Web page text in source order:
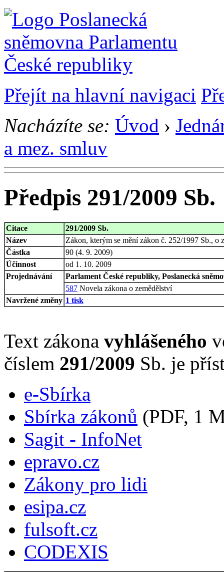
Přejít na hlavní navigaci
Nacházíte se: Úvod ›
a mez. smluv
Předpis 291/2009 Sb.
Citace
291/2009 Sb.
Název
Zákon, kterým se mění zákon č. 252/1997 Sb., o
Částka
90 (4. 9. 2009)
Účinnost
od 1. 10. 2009
Projednávání
Parlament České republiky, Poslanecká
587 Novela zákona o zemědělství
Navržené změny 1 tisk
Text zákona vyhlášeného
číslem 291/2009 Sb. je
e-Sbírka
Sbírka zákonů (PDF, 1
Sagit - InfoNet
epravo.cz
Zákony pro lidi
esipa.cz
fulsoft.cz
CODEXIS